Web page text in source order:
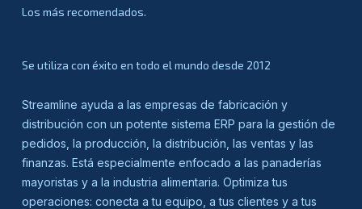
Los más recomendados.
Se utiliza con éxito en todo el mundo desde 2012
Streamline ayuda a las empresas de fabricación y
distribución con un potente sistema ERP para la gestión de
pedidos, la producción, la distribución, las ventas y las
finanzas. Está especialmente enfocado a las panaderías
mayoristas y a la industria alimentaria. Optimiza tus
operaciones: conecta a tu equipo, a tus clientes y a tus